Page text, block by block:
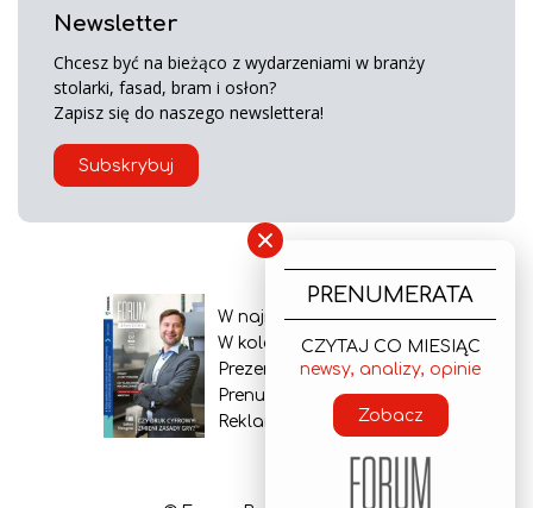
Newsletter
Chcesz być na bieżąco z wydarzeniami w branży
stolarki, fasad, bram i osłon?
Zapisz się do naszego newslettera!
Subskrybuj
W najnowszym wydaniu
W kolejnym numerze
Prezentacja gazety
Prenumerata
Reklama
×
PRENUMERATA
CZYTAJ CO MIESIĄC
newsy, analizy, opinie
Zobacz